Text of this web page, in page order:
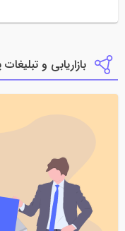
بازاریابی و